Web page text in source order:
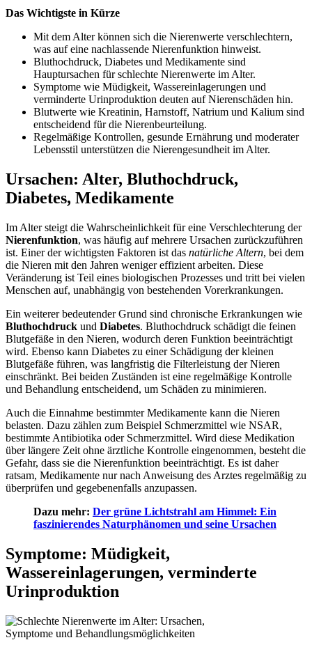
Das Wichtigste in Kürze
Mit dem Alter können sich die Nierenwerte verschlechtern,
was auf eine nachlassende Nierenfunktion hinweist.
Bluthochdruck, Diabetes und Medikamente sind
Hauptursachen für schlechte Nierenwerte im Alter.
Symptome wie Müdigkeit, Wassereinlagerungen und
verminderte Urinproduktion deuten auf Nierenschäden hin.
Blutwerte wie Kreatinin, Harnstoff, Natrium und Kalium sind
entscheidend für die Nierenbeurteilung.
Regelmäßige Kontrollen, gesunde Ernährung und moderater
Lebensstil unterstützen die Nierengesundheit im Alter.
Ursachen: Alter, Bluthochdruck,
Diabetes, Medikamente
Im Alter steigt die Wahrscheinlichkeit für eine Verschlechterung der
Nierenfunktion, was häufig auf mehrere Ursachen zurückzuführen
ist. Einer der wichtigsten Faktoren ist das natürliche Altern, bei dem
die Nieren mit den Jahren weniger effizient arbeiten. Diese
Veränderung ist Teil eines biologischen Prozesses und tritt bei vielen
Menschen auf, unabhängig von bestehenden Vorerkrankungen.
Ein weiterer bedeutender Grund sind chronische Erkrankungen wie
Bluthochdruck und Diabetes. Bluthochdruck schädigt die feinen
Blutgefäße in den Nieren, wodurch deren Funktion beeinträchtigt
wird. Ebenso kann Diabetes zu einer Schädigung der kleinen
Blutgefäße führen, was langfristig die Filterleistung der Nieren
einschränkt. Bei beiden Zuständen ist eine regelmäßige Kontrolle
und Behandlung entscheidend, um Schäden zu minimieren.
Auch die Einnahme bestimmter Medikamente kann die Nieren
belasten. Dazu zählen zum Beispiel Schmerzmittel wie NSAR,
bestimmte Antibiotika oder Schmerzmittel. Wird diese Medikation
über längere Zeit ohne ärztliche Kontrolle eingenommen, besteht die
Gefahr, dass sie die Nierenfunktion beeinträchtigt. Es ist daher
ratsam, Medikamente nur nach Anweisung des Arztes regelmäßig zu
überprüfen und gegebenenfalls anzupassen.
Dazu mehr: Der grüne Lichtstrahl am Himmel: Ein
faszinierendes Naturphänomen und seine Ursachen
Symptome: Müdigkeit,
Wassereinlagerungen, verminderte
Urinproduktion